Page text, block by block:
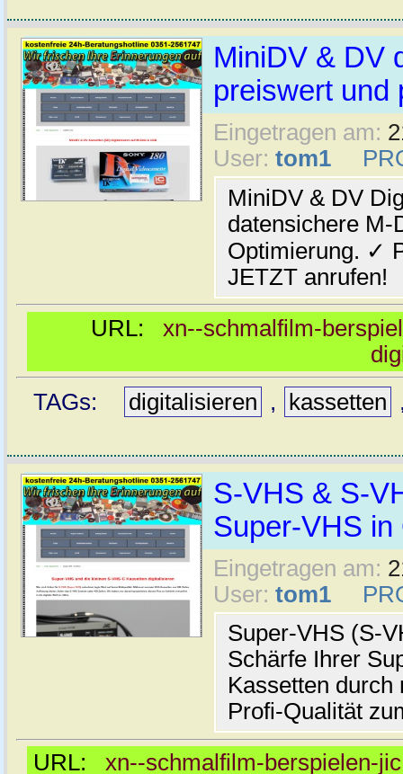
MiniDV & DV
preiswert und
Eingetragen am:
User: tom1
MiniDV & DV
datensichere M-
Optimierung. ✓
JETZT anrufen!
URL: xn--schmalfilm-
TAGs:
digitalisieren , kassetten
S-VHS & S-
Super-VHS in
Eingetragen am:
User: tom1
Super-VHS (S-
Schärfe Ihrer
Kassetten durch
Profi-Qualität
URL: xn--schmalfilm-berspielen-